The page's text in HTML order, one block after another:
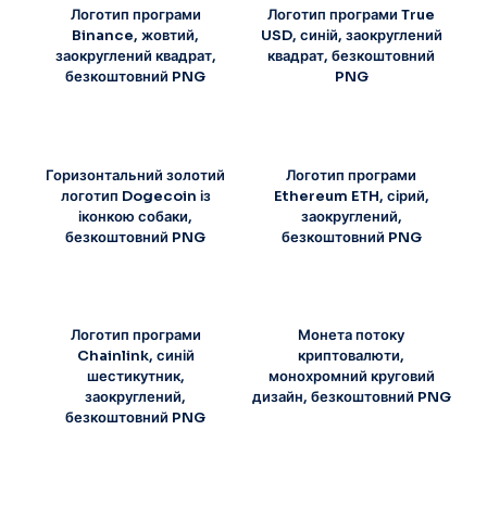
Логотип програми
Binance, жовтий,
заокруглений квадрат,
безкоштовний PNG
Логотип програми True
USD, синій, заокруглений
квадрат, безкоштовний
PNG
Горизонтальний золотий
логотип Dogecoin із
іконкою собаки,
безкоштовний PNG
Логотип програми
Ethereum ETH, сірий,
заокруглений,
безкоштовний PNG
Логотип програми
Chainlink, синій
шестикутник,
заокруглений,
безкоштовний PNG
Монета потоку
криптовалюти,
монохромний круговий
дизайн, безкоштовний PNG